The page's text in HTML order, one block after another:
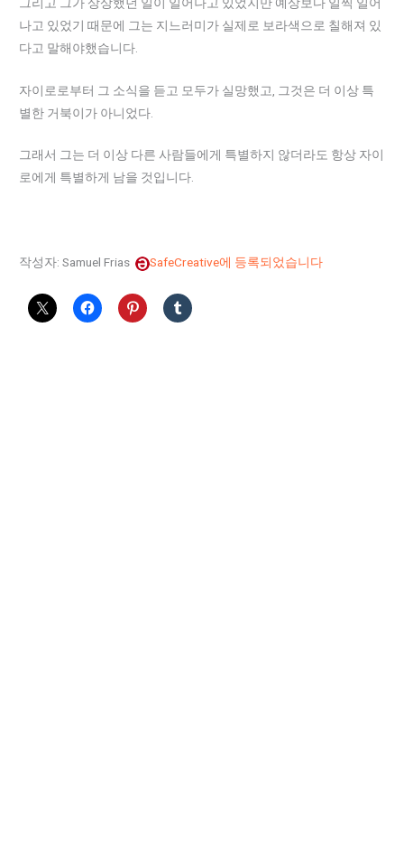
나고 있었기 때문에 그는 지느러미가 실제로 보라색으로 칠해져 있
다고 말해야했습니다.
자이로로부터 그 소식을 듣고 모두가 실망했고, 그것은 더 이상 특
별한 거북이가 아니었다.
그래서 그는 더 이상 다른 사람들에게 특별하지 않더라도 항상 자이
로에게 특별하게 남을 것입니다.
작성자: Samuel Frias SafeCreative에 등록되었습니다